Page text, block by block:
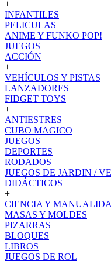
+
INFANTILES
PELICULAS
ANIME Y FUNKO POP!
JUEGOS
ACCIÓN
+
VEHÍCULOS Y PISTAS
LANZADORES
FIDGET TOYS
+
ANTIESTRES
CUBO MAGICO
JUEGOS
DEPORTES
RODADOS
JUEGOS DE JARDIN /
DIDÁCTICOS
+
CIENCIA Y
MASAS Y MOLDES
PIZARRAS
BLOQUES
LIBROS
JUEGOS DE ROL